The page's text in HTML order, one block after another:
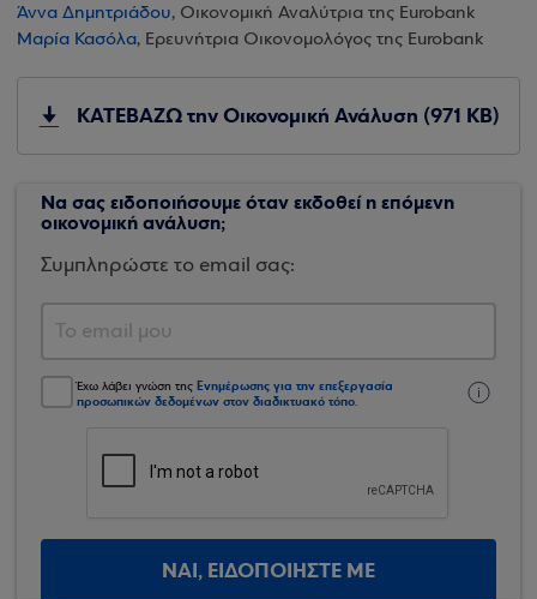
Άννα Δημητριάδου, Οικονομική Αναλύτρια της Eurobank
Μαρία Κασόλα, Ερευνήτρια Οικονομολόγος της Eurobank
ΚΑΤΕΒΑΖΩ την Οικονομική Ανάλυση (971 KB)
Να σας ειδοποιήσουμε όταν εκδοθεί η επόμενη
οικονομική ανάλυση;
Συμπληρώστε το email σας:
Έχω λάβει γνώση της Ενημέρωσης για την επεξεργασία
προσωπικών δεδομένων στον διαδικτυακό τόπο.
ΝΑΙ, ΕΙΔΟΠΟΙΗΣΤΕ ΜΕ